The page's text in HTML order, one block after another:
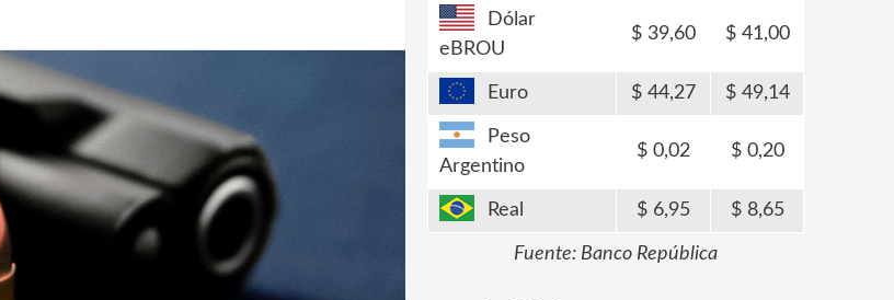
Dólar
eBROU
39,60 41,00
Euro 44,27 49,14
Peso
Argentino
0,02 0,20
Real 6,95 8,65
Fuente: Banco República